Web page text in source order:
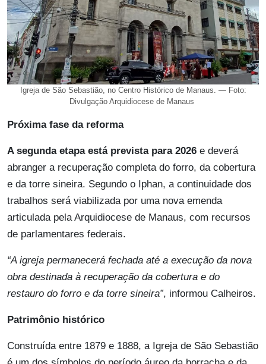
Igreja de São Sebastião, no Centro Histórico de Manaus. — Foto:
Divulgação Arquidiocese de Manaus
Próxima fase da reforma
A segunda etapa está prevista para 2026 e deverá
abranger a recuperação completa do forro, da cobertura
e da torre sineira. Segundo o Iphan, a continuidade dos
trabalhos será viabilizada por uma nova emenda
articulada pela Arquidiocese de Manaus, com recursos
de parlamentares federais.
“A igreja permanecerá fechada até a execução da nova
obra destinada à recuperação da cobertura e do
restauro do forro e da torre sineira”, informou Calheiros.
Patrimônio histórico
Construída entre 1879 e 1888, a Igreja de São Sebastião